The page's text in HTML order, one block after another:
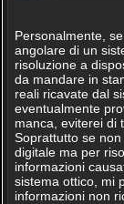
Personalmente,
angolare di un
risoluzione a
da mandare in
reali ricavate dal
eventualmente
manca, eviterei di
Soprattutto se
digitale ma per
informazioni
sistema ottico, mi
informazioni non